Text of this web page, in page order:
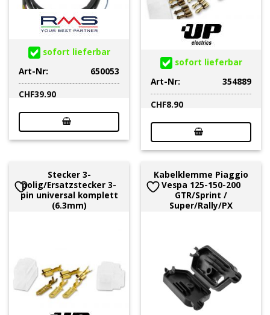
sofort lieferbar
Art-Nr:
650053
CHF39.90
sofort lieferbar
Art-Nr:
354889
CHF8.90
Stecker 3-
polig/Ersatzstecker 3-
pin universal komplett
(6.3mm)
Kabelklemme Piaggio
Vespa 125-150-200
GTR/Sprint /
Super/Rally/PX